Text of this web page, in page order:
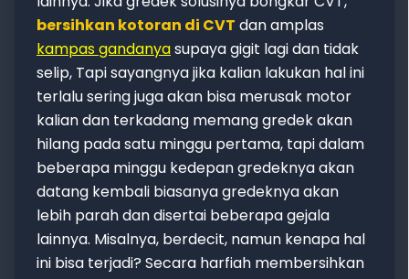
bersihkan kotoran di CVT dan amplas
kampas gandanyasupaya gigit lagi dan tidak
selip, Tapi sayangnya jika kalian lakukan hal ini
terlalu sering juga akan bisa merusak motor
kalian dan terkadang memang gredek akan
hilang pada satu minggu pertama, tapi dalam
beberapa minggu kedepan gredeknya akan
datang kembali biasanya gredeknya akan
lebih parah dan disertai beberapa gejala
lainnya. Misalnya, berdecit, namun kenapa hal
ini bisa terjadi? Secara harfiah membersihkan